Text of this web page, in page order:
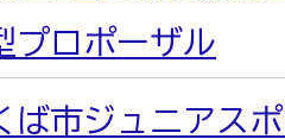
プロポーザル
ば市ジュニアス